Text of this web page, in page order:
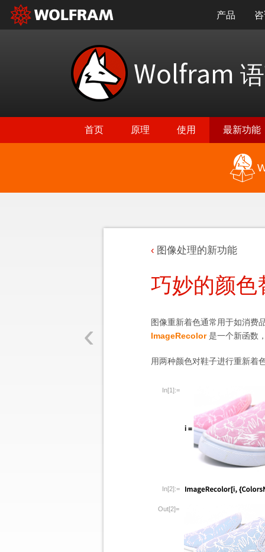
产品
Wolfram
首页 原理 使用 最新功能
‹
图像处理的新功能
巧妙的颜色
图像重新着色通常用于如消费
ImageRecolor是一个新函数
用两种颜色对鞋子进行重新着
In[1]:=
In[2]:=
Out[2]=